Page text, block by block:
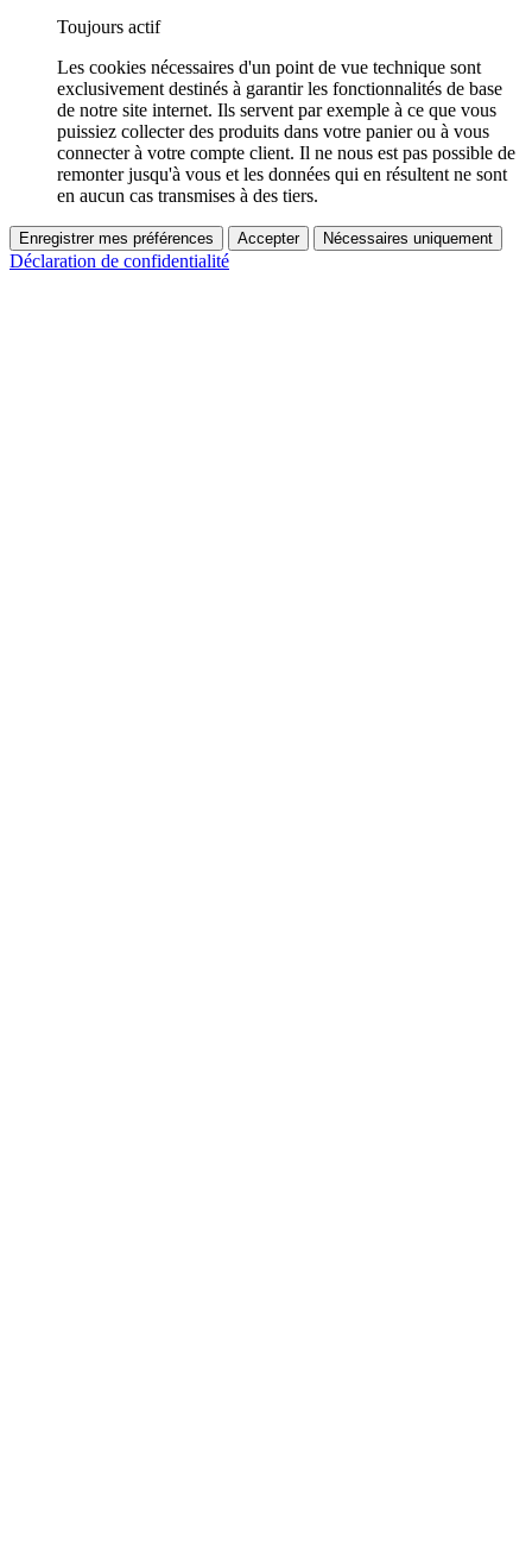
Toujours actif
Les cookies nécessaires d'un point de vue technique sont
exclusivement destinés à garantir les fonctionnalités de base
de notre site internet. Ils servent par exemple à ce que vous
puissiez collecter des produits dans votre panier ou à vous
connecter à votre compte client. Il ne nous est pas possible de
remonter jusqu'à vous et les données qui en résultent ne sont
en aucun cas transmises à des tiers.
Enregistrer mes préférences Accepter Nécessaires uniquement
Déclaration de confidentialité